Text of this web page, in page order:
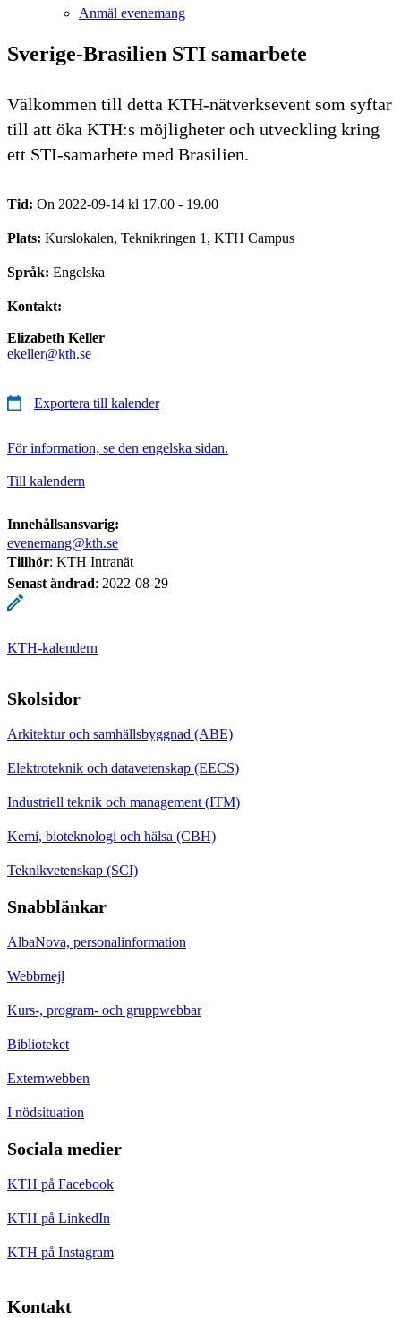
Anmäl evenemang
Sverige-Brasilien STI samarbete
Välkommen till detta KTH-nätverksevent som syftar
till att öka KTH:s möjligheter och utveckling kring
ett STI-samarbete med Brasilien.
Tid: On 2022-09-14 kl 17.00 - 19.00
Plats: Kurslokalen, Teknikringen 1, KTH Campus
Språk: Engelska
Kontakt:
Elizabeth Keller
ekeller@kth.se
Exportera till kalender
För information, se den engelska sidan.
Till kalendern
Innehållsansvarig:
evenemang@kth.se
Tillhör: KTH Intranät
Senast ändrad: 2022-08-29
KTH-kalendern
Skolsidor
Arkitektur och samhällsbyggnad (ABE)
Elektroteknik och datavetenskap (EECS)
Industriell teknik och management (ITM)
Kemi, bioteknologi och hälsa (CBH)
Teknikvetenskap (SCI)
Snabblänkar
AlbaNova, personalinformation
Webbmejl
Kurs-, program- och gruppwebbar
Biblioteket
Externwebben
I nödsituation
Sociala medier
KTH på Facebook
KTH på LinkedIn
KTH på Instagram
Kontakt